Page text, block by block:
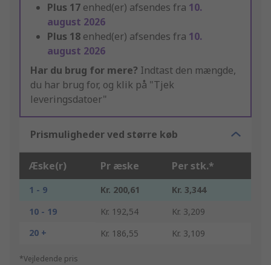
Plus 17 enhed(er) afsendes fra 10.
august 2026
Plus 18 enhed(er) afsendes fra 10.
august 2026
Har du brug for mere? Indtast den mængde,
du har brug for, og klik på "Tjek
leveringsdatoer"
Prismuligheder ved større køb
Æske(r) Pr æske Per stk.*
1 - 9 Kr. 200,61
Kr. 3,344
10 - 19
Kr. 192,54
Kr. 3,209
20 +
Kr. 186,55 Kr. 3,109
*Vejledende pris